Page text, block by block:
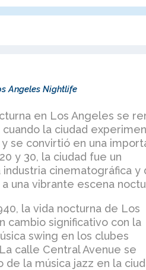
Angeles Nightlife
en Los Angeles se
cuando la ciudad
se convirtió en una
y 30, la ciudad fue un
cinematográfica y
una vibrante escena
la vida nocturna de Los
cambio significativo con la
swing en los clubes
calle Central Avenue se
la música jazz en la